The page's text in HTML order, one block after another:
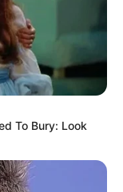
To Bury: Look